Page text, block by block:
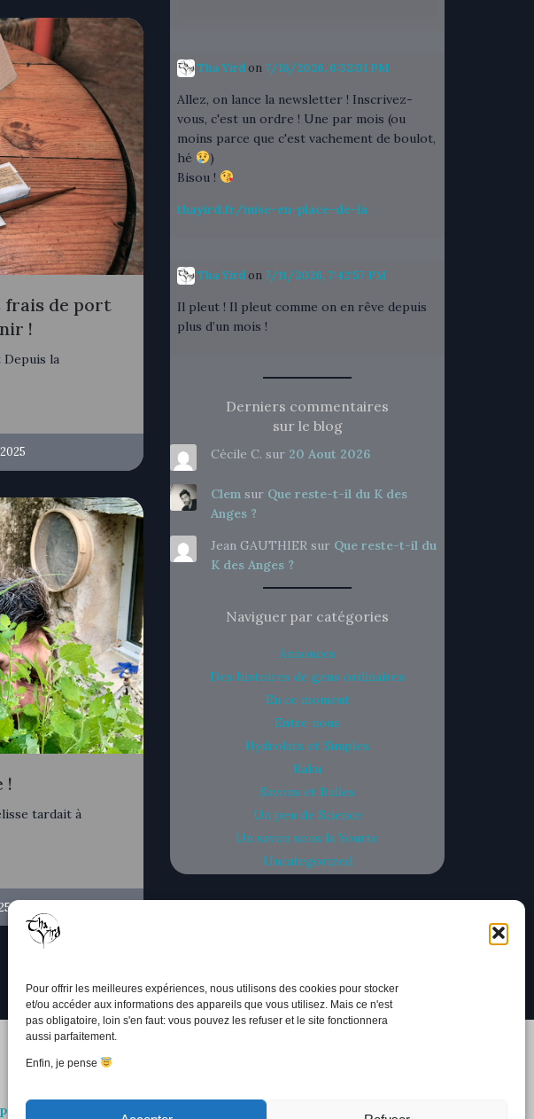
Pour offrir les meilleures expériences, nous utilisons des cookies pour stocker
et/ou accéder aux informations des appareils que vous utilisez. Mais ce n'est
pas obligatoire, loin s'en faut: vous pouvez les refuser et le site fonctionnera
aussi parfaitement.
Enfin, je pense
frais de port
!
la
!
tardait à
Next
Tha Yird on 7/16/2026, 6:32:01 PM
Allez, on lance la newsletter ! Inscrivez-
vous, c'est un ordre ! Une par mois (ou
moins parce que c'est vachement de boulot,
hé
)
Bisou !
thayird.fr/mise-en-place-de-la
Tha Yird on 7/11/2026, 7:42:57 PM
Il pleut ! Il pleut comme on en rêve depuis
plus d’un mois !
Derniers commentaires
sur le blog
Cécile C. sur 20 Aout 2026
Clemsur Que reste-t-il du K des
Anges ?
Jean GAUTHIERsur Que reste-t-il du
K des Anges ?
Naviguer par catégories
Annonces
Des histoires de gens ordinaires
En ce moment
Entre nous
Hydrolats et Simples
Raku
Savons et Bulles
Un peu de Science
Un savon sous la Yourte
Uncategorized
Politique de confidentialité À propos des Cookies